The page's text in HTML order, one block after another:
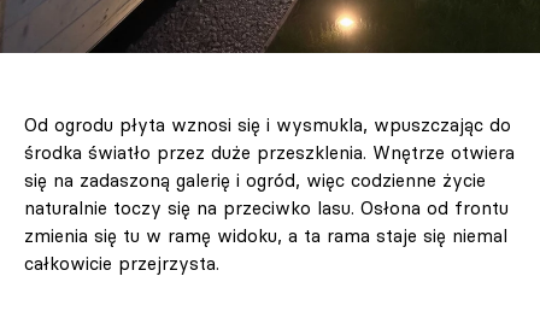
Od ogrodu płyta wznosi się i wysmukla, wpuszczając do
środka światło przez duże przeszklenia. Wnętrze otwiera
się na zadaszoną galerię i ogród, więc codzienne życie
naturalnie toczy się na przeciwko lasu. Osłona od frontu
zmienia się tu w ramę widoku, a ta rama staje się niemal
całkowicie przejrzysta.